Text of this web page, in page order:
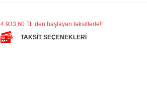
4.933,60 TL den başlayan taksitlerle!!
TAKSİT SEÇENEKLERİ